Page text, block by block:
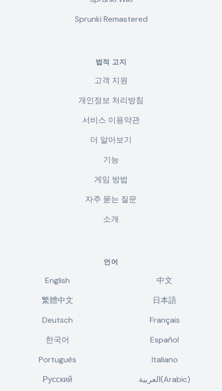
Sprunki Remastered
법적 고지
고객 지원
개인정보 처리방침
서비스 이용약관
더 알아보기
기능
게임 방법
자주 묻는 질문
소개
언어
English
中文
繁體中文
日本語
Deutsch
Français
한국어
Español
Português
Italiano
Русский
العربية(Arabic)